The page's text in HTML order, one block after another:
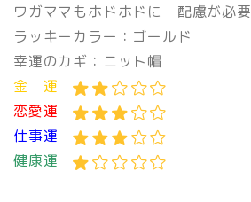
ワガママもホドホドに 配慮が必要
ラッキーカラー：ゴールド
幸運のカギ：ニット帽
金 運
恋愛運
仕事運
健康運